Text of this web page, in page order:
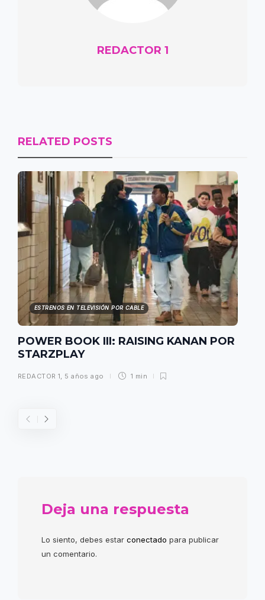
REDACTOR 1
RELATED POSTS
ESTRENOS EN TELEVISIÓN POR CABLE
POWER BOOK III: RAISING KANAN POR
STARZPLAY
REDACTOR 1 5 años ago 1 min
Deja una respuesta
Lo siento, debes estar conectado para publicar
un comentario.